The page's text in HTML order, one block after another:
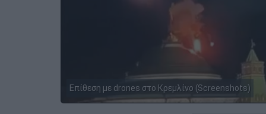
Επίθεση με drones στο Κρεμλίνο (Screenshots)